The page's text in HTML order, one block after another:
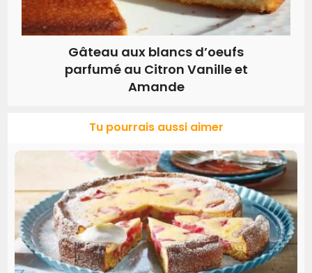
Gâteau aux blancs d’oeufs
parfumé au Citron Vanille et
Amande
Tu pourrais aussi aimer